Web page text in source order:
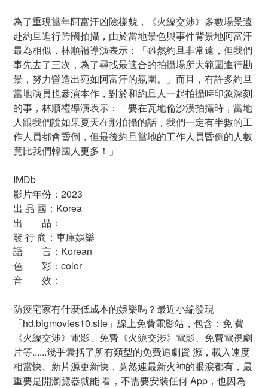
為了重現當年阿富汗凶險樣貌，《火線交涉》多數場景遠
赴約旦進行跨國拍攝，由於當地景色與事件背景地阿富汗
最為相似，林順禮導演表示：「雖然約旦非常遠，但我們
事先去了三次，為了尋找最適合的拍攝場所大範圍進行勘
景，努力營造出宛如阿富汗的氛圍。」而且，有許多約旦
當地演員也參演本作，對於和約旦人一起拍攝時印象深刻
的事，林順禮導演表示：「要在瓦地倫沙漠拍攝時，當地
人跟我們說如果夏天在那拍攝的話，我們一定有半數的工
作人員都會昏倒，但最後約旦當地的工作人員昏倒的人數
竟比我們韓國人更多！」
IMDb
影片年份：2023
出 品 國：Korea
出 品：
發 行 商：車庫娛樂
語 言：Korean
色 彩：color
音 效：
防疫宅家有什麼低成本的娛樂嗎？最近小編發現
「hd.bigmovies10.site」線上免費電影站，包含：免 費
《火線交涉》電影、免費《火線交涉》電影、免費電視劇
片等......幾乎囊括了所有類型的免費追劇資 源，載入速度
相當快、新片源更新快，竟然連最新火神的眼淚都有，最
重要是開瀏覽器就能 看，不需要安裝任何 App，也因為